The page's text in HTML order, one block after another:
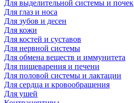
Для выделительной системы и почек
Для глаз и носа
Для зубов и десен
Для кожи
Для костей и суставов
Для нервной системы
Для обмена веществ и иммунитета
Для пищеварения и печени
Для половой системы и лактации
Для сердца и кровообращения
Для ушей